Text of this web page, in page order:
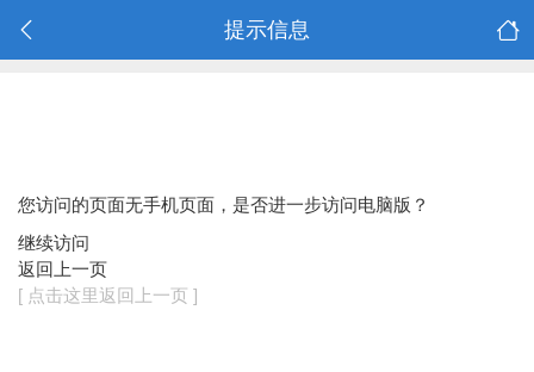
提示信息
您访问的页面无手机页面，是否进一步访问电脑版？
继续访问
返回上一页
[ 点击这里返回上一页 ]